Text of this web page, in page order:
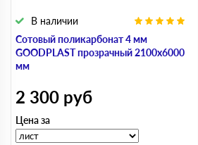
Сотовый поликарбонат 4 мм
GOODPLAST прозрачный 2100х6000
мм
В наличии
2 300 руб
Цена за